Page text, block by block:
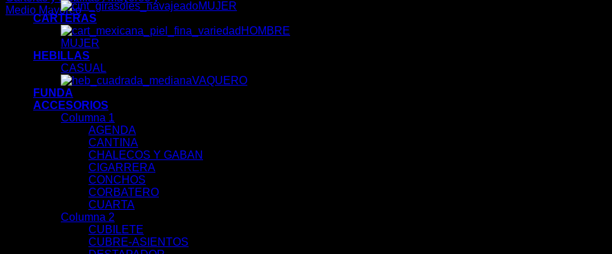
MUJER
CARTERAS
HOMBRE
MUJER
HEBILLAS
CASUAL
VAQUERO
FUNDA
ACCESORIOS
Columna 1
AGENDA
CANTINA
CHALECOS Y GABAN
CIGARRERA
CONCHOS
CORBATERO
CUARTA
Columna 2
CUBILETE
CUBRE-ASIENTOS